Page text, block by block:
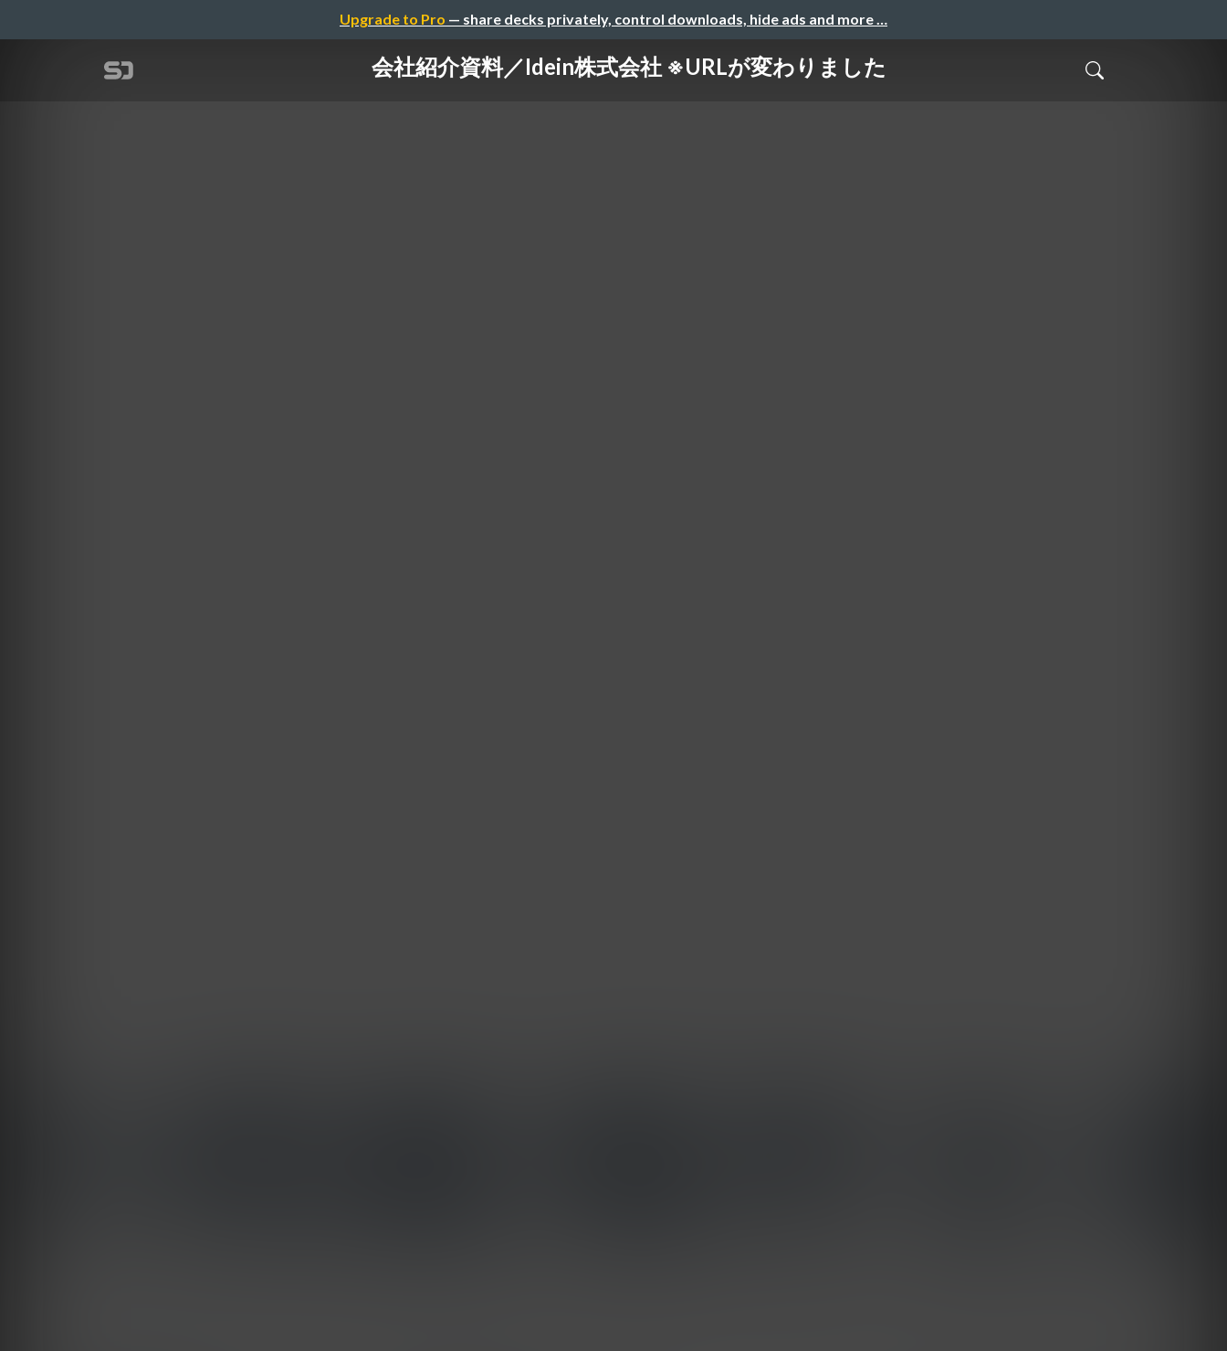
Upgrade to Pro — share decks privately, control downloads, hide ads and more …
会社紹介資料／Idein株式会社 ※URLが変わりました